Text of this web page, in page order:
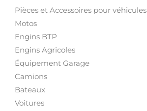
Pièces et Accessoires pour véhicules
Motos
Engins BTP
Engins Agricoles
Équipement Garage
Camions
Bateaux
Voitures